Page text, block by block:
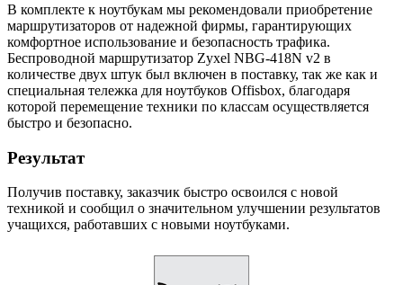
В комплекте к ноутбукам мы рекомендовали приобретение
маршрутизаторов от надежной фирмы, гарантирующих
комфортное использование и безопасность трафика.
Беспроводной маршрутизатор Zyxel NBG-418N v2 в
количестве двух штук был включен в поставку, так же как и
специальная тележка для ноутбуков Offisbox, благодаря
которой перемещение техники по классам осуществляется
быстро и безопасно.
Результат
Получив поставку, заказчик быстро освоился с новой
техникой и сообщил о значительном улучшении результатов
учащихся, работавших с новыми ноутбуками.